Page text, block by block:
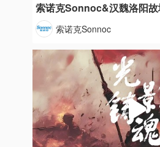
索诺克Sonnoc&汉魏洛阳
索诺克Sonnoc